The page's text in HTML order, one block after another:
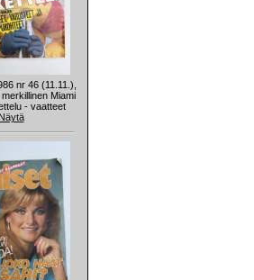
nr 46 (11.11.),
Miami
- vaatteet
Näytä